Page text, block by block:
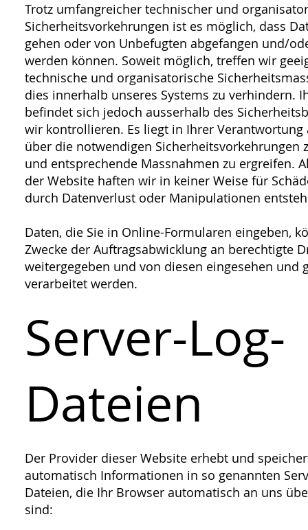
Trotz umfangreicher technischer und
Sicherheitsvorkehrungen ist es möglich, dass
gehen oder von Unbefugten abgefangen und/
werden können. Soweit möglich, treffen wir
technische und organisatorische
dies innerhalb unseres Systems zu verhindern.
befindet sich jedoch ausserhalb des
wir kontrollieren. Es liegt in Ihrer Verantwortung
über die notwendigen Sicherheitsvorkehrungen
und entsprechende Massnahmen zu ergreifen.
der Website haften wir in keiner Weise für
durch Datenverlust oder Manipulationen
Daten, die Sie in Online-Formularen eingeben,
Zwecke der Auftragsabwicklung an berechtigte
weitergegeben und von diesen eingesehen und
verarbeitet werden.
Der Provider dieser Website erhebt und
automatisch Informationen in so genannten
Dateien, die Ihr Browser automatisch an uns
sind:
Server-Log-
Dateien